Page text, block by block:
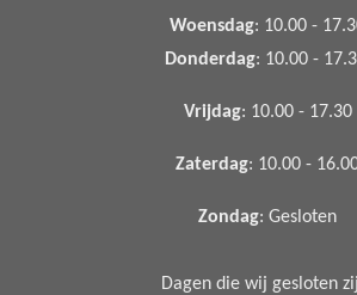
Woensdag: 10.00 -
Donderdag: 10.00 -
Vrijdag: 10.00 - 17.30
Zaterdag: 10.00 -
Zondag: Gesloten
Dagen die wij gesloten